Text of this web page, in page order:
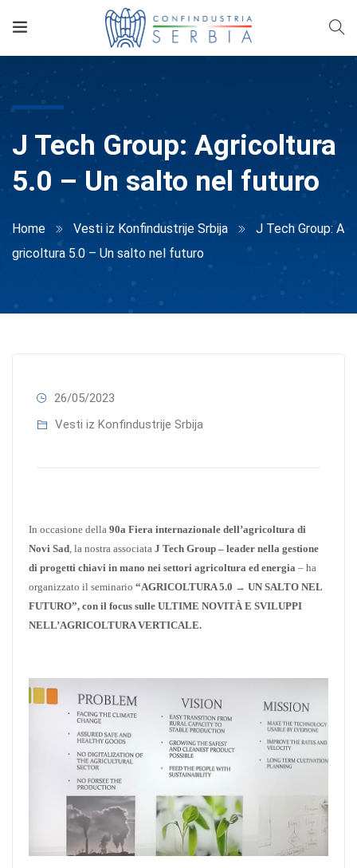
J Tech Group: Agricoltura
5.0 – Un salto nel futuro
Home Vesti iz Konfindustrije Srbija
J Tech Group: A
gricoltura 5.0 – Un salto nel futuro
26/05/2023
Vesti iz Konfindustrije Srbija
In occasione della 90a Fiera internazionale dell’agricoltura di
Novi Sad, la nostra associata J Tech Group – leader nella gestione
di progetti chiavi in mano nei settori agricoltura ed energia – ha
organizzato il seminario “AGRICOLTURA 5.0 → UN SALTO NEL
FUTURO”, con il focus sulle ULTIME NOVITÀ E SVILUPPI
NELL’AGRICOLTURA VERTICALE.